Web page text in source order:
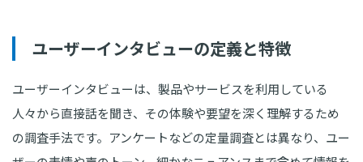
ユーザーインタビューの定義と特徴
ユーザーインタビューは、製品やサービスを利用している
人々から直接話を聞き、その体験や要望を深く理解するため
の調査手法です。アンケートなどの定量調査とは異なり、ユー